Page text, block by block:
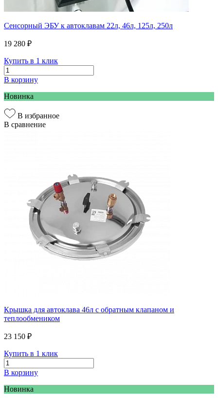
Сенсорный ЭБУ к автоклавам 22л, 46л, 125л, 250л
19 280 ₽
Купить в 1 клик
В корзину
Новинка
В избранное
В сравнение
Крышка для автоклава 46л с обратным клапаном и
теплообмеником
23 150 ₽
Купить в 1 клик
В корзину
Новинка